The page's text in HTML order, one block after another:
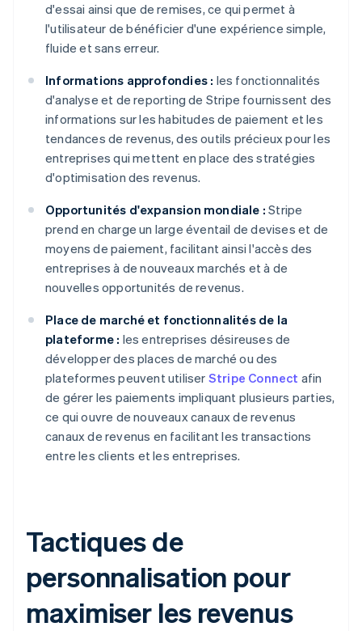
d'essai ainsi que de remises, ce qui permet à
l'utilisateur de bénéficier d'une expérience simple,
fluide et sans erreur.
Informations approfondies : les fonctionnalités
d'analyse et de reporting de Stripe fournissent des
informations sur les habitudes de paiement et les
tendances de revenus, des outils précieux pour les
entreprises qui mettent en place des stratégies
d'optimisation des revenus.
Opportunités d'expansion mondiale : Stripe
prend en charge un large éventail de devises et de
moyens de paiement, facilitant ainsi l'accès des
entreprises à de nouveaux marchés et à de
nouvelles opportunités de revenus.
Place de marché et fonctionnalités de la
plateforme : les entreprises désireuses de
développer des places de marché ou des
plateformes peuvent utiliser Stripe Connect afin
de gérer les paiements impliquant plusieurs parties,
ce qui ouvre de nouveaux canaux de revenus
canaux de revenus en facilitant les transactions
entre les clients et les entreprises.
Tactiques de
personnalisation pour
maximiser les revenus